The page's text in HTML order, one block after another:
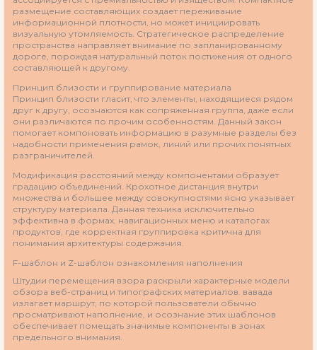
размещение составляющих создает переживание
информационной плотности, но может инициировать
визуальную утомляемость. Стратегическое распределение
пространства направляет внимание по запланированному
дороге, порождая натуральный поток постижения от одного
составляющей к другому.
Принцип близости и группирование материала
Принцип близости гласит, что элементы, находящиеся рядом
друг к другу, осознаются как сопряженная группа, даже если
они различаются по прочим особенностям. Данный закон
помогает компоновать информацию в разумные разделы без
надобности применения рамок, линий или прочих понятных
разграничителей.
Модификация расстояний между компонентами образует
градацию объединений. Крохотное дистанция внутри
множества и большее между совокупностями ясно указывает
структуру материала. Данная техника исключительно
эффективна в формах, навигационных меню и каталогах
продуктов, где корректная группировка критична для
понимания архитектуры содержания.
F-шаблон и Z-шаблон ознакомления наполнения
Штудии перемещения взора раскрыли характерные модели
обзора веб-страниц и типографских материалов. вавада
излагает маршрут, по которой пользователи обычно
просматривают наполнение, и осознание этих шаблонов
обеспечивает помещать значимые компоненты в зонах
предельного внимания.